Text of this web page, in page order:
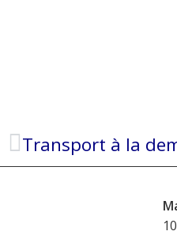
Transport à la